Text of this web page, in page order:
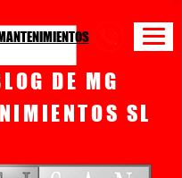
DE MG
SL